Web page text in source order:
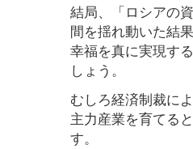
結局、「ロシアの
間を揺れ動いた結
幸福を真に実現す
しょう。
むしろ経済制裁に
主力産業を育てる
す。